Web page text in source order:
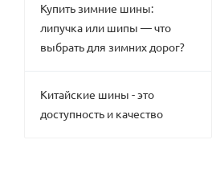
Купить зимние шины:
липучка или шипы — что
выбрать для зимних дорог?
Китайские шины - это
доступность и качество